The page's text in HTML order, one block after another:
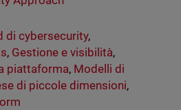
di cybersecurity,
, Gestione e visibilità,
piattaforma, Modelli di
di piccole dimensioni,